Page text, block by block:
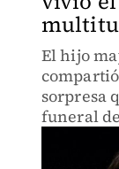
El hijo
sorpresa
funeral